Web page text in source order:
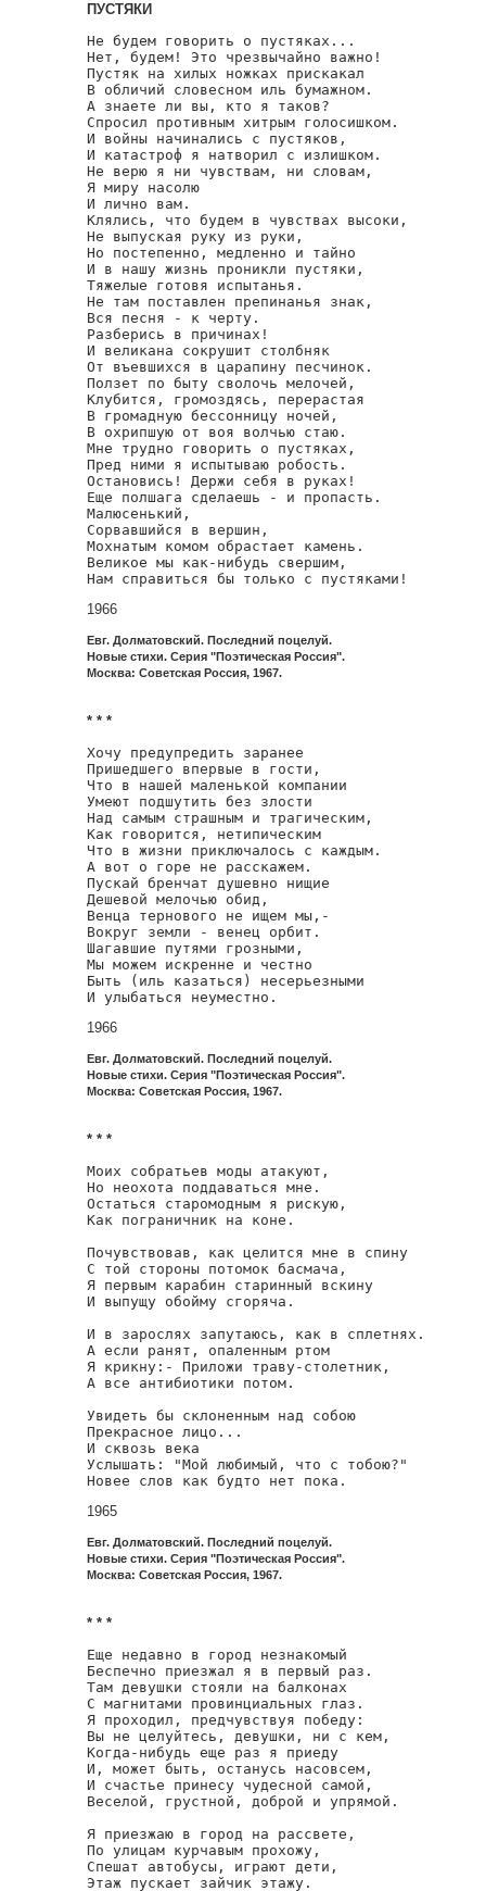
ПУСТЯКИ
Не будем говорить о пустяках...
Нет, будем! Это чрезвычайно важно!
Пустяк на хилых ножках прискакал
В обличий словесном иль бумажном.
А знаете ли вы, кто я таков?
Спросил противным хитрым голосишком.
И войны начинались с пустяков,
И катастроф я натворил с излишком.
Не верю я ни чувствам, ни словам,
Я миру насолю
И лично вам.
Клялись, что будем в чувствах высоки,
Не выпуская руку из руки,
Но постепенно, медленно и тайно
И в нашу жизнь проникли пустяки,
Тяжелые готовя испытанья.
Не там поставлен препинанья знак,
Вся песня - к черту.
Разберись в причинах!
И великана сокрушит столбняк
От въевшихся в царапину песчинок.
Ползет по быту сволочь мелочей,
Клубится, громоздясь, перерастая
В громадную бессонницу ночей,
В охрипшую от воя волчью стаю.
Мне трудно говорить о пустяках,
Пред ними я испытываю робость.
Остановись! Держи себя в руках!
Еще полшага сделаешь - и пропасть.
Малюсенький,
Сорвавшийся в вершин,
Мохнатым комом обрастает камень.
Великое мы как-нибудь свершим,
Нам справиться бы только с пустяками!
1966
Евг. Долматовский. Последний поцелуй.
Новые стихи. Серия "Поэтическая Россия".
Москва: Советская Россия, 1967.
* * *
Хочу предупредить заранее
Пришедшего впервые в гости,
Что в нашей маленькой компании
Умеют подшутить без злости
Над самым страшным и трагическим,
Как говорится, нетипическим
Что в жизни приключалось с каждым.
А вот о горе не расскажем.
Пускай бренчат душевно нищие
Дешевой мелочью обид,
Венца тернового не ищем мы,-
Вокруг земли - венец орбит.
Шагавшие путями грозными,
Мы можем искренне и честно
Быть (иль казаться) несерьезными
И улыбаться неуместно.
1966
Евг. Долматовский. Последний поцелуй.
Новые стихи. Серия "Поэтическая Россия".
Москва: Советская Россия, 1967.
* * *
Моих собратьев моды атакуют,
Но неохота поддаваться мне.
Остаться старомодным я рискую,
Как пограничник на коне.
Почувствовав, как целится мне в спину
С той стороны потомок басмача,
Я первым карабин старинный вскину
И выпущу обойму сгоряча.
И в зарослях запутаюсь, как в сплетнях.
А если ранят, опаленным ртом
Я крикну:- Приложи траву-столетник,
А все антибиотики потом.
Увидеть бы склоненным над собою
Прекрасное лицо...
И сквозь века
Услышать: "Мой любимый, что с тобою?"
Новее слов как будто нет пока.
1965
Евг. Долматовский. Последний поцелуй.
Новые стихи. Серия "Поэтическая Россия".
Москва: Советская Россия, 1967.
* * *
Еще недавно в город незнакомый
Беспечно приезжал я в первый раз.
Там девушки стояли на балконах
С магнитами провинциальных глаз.
Я проходил, предчувствуя победу:
Вы не целуйтесь, девушки, ни с кем,
Когда-нибудь еще раз я приеду
И, может быть, останусь насовсем,
И счастье принесу чудесной самой,
Веселой, грустной, доброй и упрямой.
Я приезжаю в город на рассвете,
По улицам курчавым прохожу,
Спешат автобусы, играют дети,
Этаж пускает зайчик этажу.